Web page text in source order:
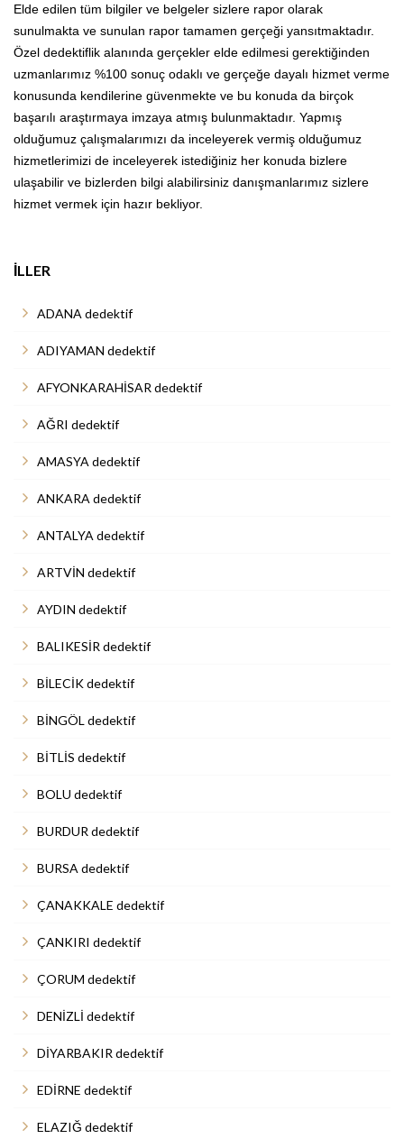
Elde edilen tüm bilgiler ve belgeler sizlere rapor olarak
sunulmakta ve sunulan rapor tamamen gerçeği yansıtmaktadır.
Özel dedektiflik alanında gerçekler elde edilmesi gerektiğinden
uzmanlarımız %100 sonuç odaklı ve gerçeğe dayalı hizmet verme
konusunda kendilerine güvenmekte ve bu konuda da birçok
başarılı araştırmaya imzaya atmış bulunmaktadır. Yapmış
olduğumuz çalışmalarımızı da inceleyerek vermiş olduğumuz
hizmetlerimizi de inceleyerek istediğiniz her konuda bizlere
ulaşabilir ve bizlerden bilgi alabilirsiniz danışmanlarımız sizlere
hizmet vermek için hazır bekliyor.
İLLER
ADANA dedektif
ADIYAMAN dedektif
AFYONKARAHİSAR dedektif
AĞRI dedektif
AMASYA dedektif
ANKARA dedektif
ANTALYA dedektif
ARTVİN dedektif
AYDIN dedektif
BALIKESİR dedektif
BİLECİK dedektif
BİNGÖL dedektif
BİTLİS dedektif
BOLU dedektif
BURDUR dedektif
BURSA dedektif
ÇANAKKALE dedektif
ÇANKIRI dedektif
ÇORUM dedektif
DENİZLİ dedektif
DİYARBAKIR dedektif
EDİRNE dedektif
ELAZIĞ dedektif